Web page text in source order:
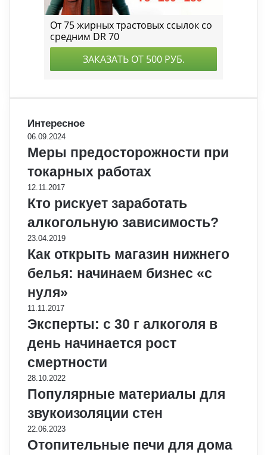
Интересное
06.09.2024
Меры предосторожности при
токарных работах
12.11.2017
Кто рискует заработать
алкогольную зависимость?
23.04.2019
Как открыть магазин нижнего
белья: начинаем бизнес «с
нуля»
11.11.2017
Эксперты: с 30 г алкоголя в
день начинается рост
смертности
28.10.2022
Популярные материалы для
звукоизоляции стен
22.06.2023
Отопительные печи для дома